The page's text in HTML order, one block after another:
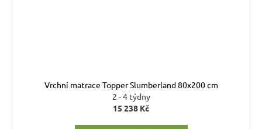
Vrchní matrace Topper Slumberland 80x200 cm
2 - 4 týdny
15 238 Kč